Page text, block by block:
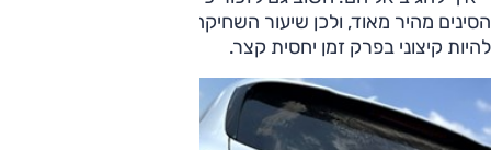
הסינים מהיר מאוד, ולכן שיעור השחיקה בשווי המכונית עלול
להיות קיצוני בפרק זמן יחסית קצר.